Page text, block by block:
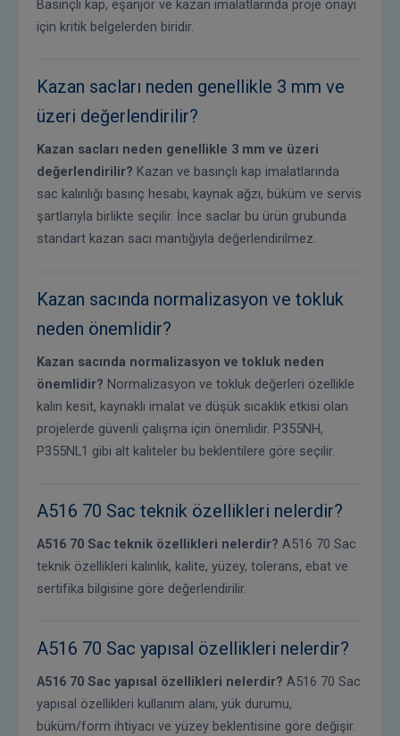
Basınçlı kap, eşanjör ve kazan imalatlarında proje onayı
için kritik belgelerden biridir.
Kazan sacları neden genellikle 3 mm ve
üzeri değerlendirilir?
Kazan sacları neden genellikle 3 mm ve üzeri
değerlendirilir? Kazan ve basınçlı kap imalatlarında
sac kalınlığı basınç hesabı, kaynak ağzı, büküm ve servis
şartlarıyla birlikte seçilir. İnce saclar bu ürün grubunda
standart kazan sacı mantığıyla değerlendirilmez.
Kazan sacında normalizasyon ve tokluk
neden önemlidir?
Kazan sacında normalizasyon ve tokluk neden
önemlidir? Normalizasyon ve tokluk değerleri özellikle
kalın kesit, kaynaklı imalat ve düşük sıcaklık etkisi olan
projelerde güvenli çalışma için önemlidir. P355NH,
P355NL1 gibi alt kaliteler bu beklentilere göre seçilir.
A516 70 Sac teknik özellikleri nelerdir?
A516 70 Sac teknik özellikleri nelerdir? A516 70 Sac
teknik özellikleri kalınlık, kalite, yüzey, tolerans, ebat ve
sertifika bilgisine göre değerlendirilir.
A516 70 Sac yapısal özellikleri nelerdir?
A516 70 Sac yapısal özellikleri nelerdir? A516 70 Sac
yapısal özellikleri kullanım alanı, yük durumu,
büküm/form ihtiyacı ve yüzey beklentisine göre değişir.